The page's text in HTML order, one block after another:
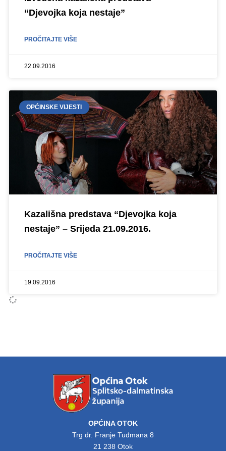
“Djevojka koja nestaje”
PROČITAJTE VIŠE
22.09.2016
OPĆINSKE VIJESTI
Kazališna predstava “Djevojka koja
nestaje” – Srijeda 21.09.2016.
PROČITAJTE VIŠE
19.09.2016
OPĆINA OTOK
Trg dr. Franje Tuđmana 8
21 238 Otok